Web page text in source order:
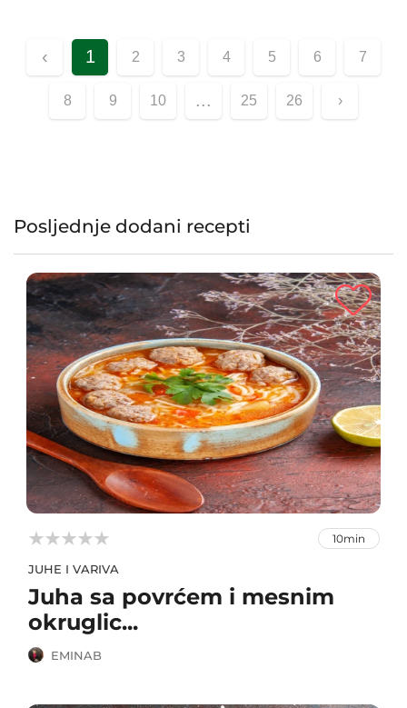
neodoljivim za sve ljubitelje janjetine.
‹ 1 2 3 4 5 6 7
8 9 10 ... 25 26 ›
Posljednje dodani recepti


 10min
JUHE I VARIVA
Juha sa povrćem i mesnim
okruglic...
EMINAB